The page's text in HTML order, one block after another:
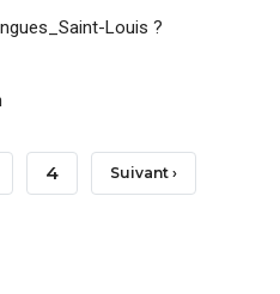
Louis ?
Page
4 Page
Suivant ›